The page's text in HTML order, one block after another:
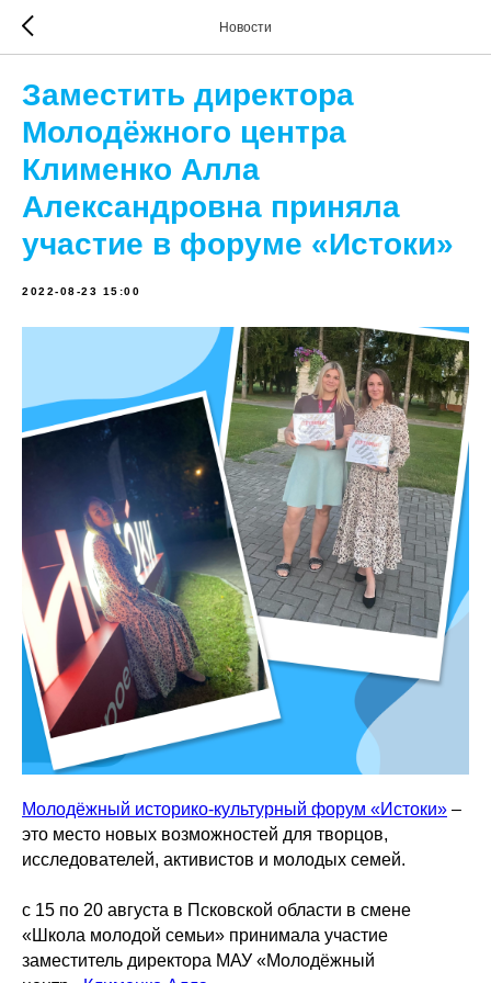
Новости
Заместить директора
Молодёжного центра
Клименко Алла
Александровна приняла
участие в форуме «Истоки»
2022-08-23 15:00
Молодёжный историко-культурный форум «Истоки» –
это место новых возможностей для творцов,
исследователей, активистов и молодых семей.
с 15 по 20 августа в Псковской области в смене
«Школа молодой семьи» принимала участие
заместитель директора МАУ «Молодёжный